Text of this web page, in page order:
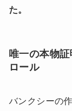
た。
唯一の本物
ロール
バンクシーの